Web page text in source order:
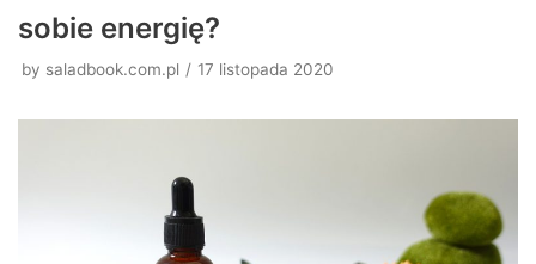
sobie energię?
by saladbook.com.pl 17 listopada 2020